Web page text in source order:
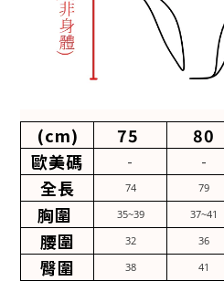
(cm) 75 80
歐美碼
- -
全長 74 79
胸圍 35~39 37~41
腰圍 32 36
臀圍 38 41